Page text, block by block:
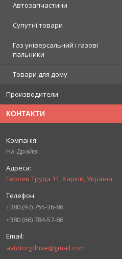
Автозапчастини
Супутні товари
Газ універсальний і газові
пальники
Товари для дому
Производители
КОНТАКТИ
На Драйві
Героев Труда 11, Харків, Україна
+380 (97) 755-36-86
+380 (66) 784-57-86
avtotorgdrive@gmail.com